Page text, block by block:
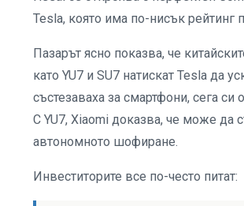
Tesla, която има по-нисък рейтинг
Пазарът ясно показва, че
като YU7 и SU7 натискат Tesla да
състезаваха за смартфони, сега
С YU7, Xiaomi доказва, че може да
автономното шофиране.
Инвеститорите все по-често питат: